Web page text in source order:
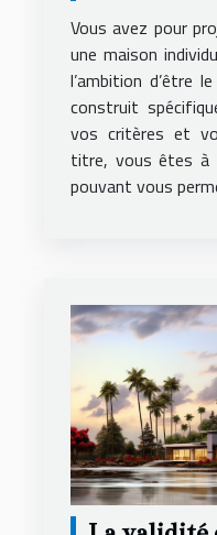
Vous avez pour
une maison
l’ambition d’être
construit
vos critères et
titre, vous êtes à
pouvant vous